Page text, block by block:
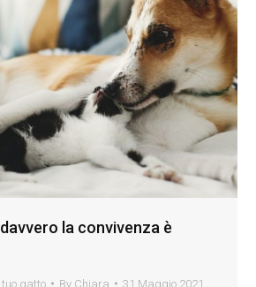
la convivenza è
tuo gatto By Chiara 31 Maggio 2021